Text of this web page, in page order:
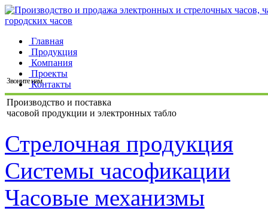
Главная
Продукция
Компания
Проекты
Контакты
Звоните нам
Производство и поставка
часовой продукции и электронных табло
Стрелочная продукция
Системы часофикации
Часовые механизмы